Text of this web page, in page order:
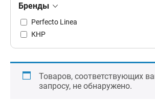
Бренды
Perfecto Linea
КНР
Товаров, соответствующих
запросу, не обнаружено.